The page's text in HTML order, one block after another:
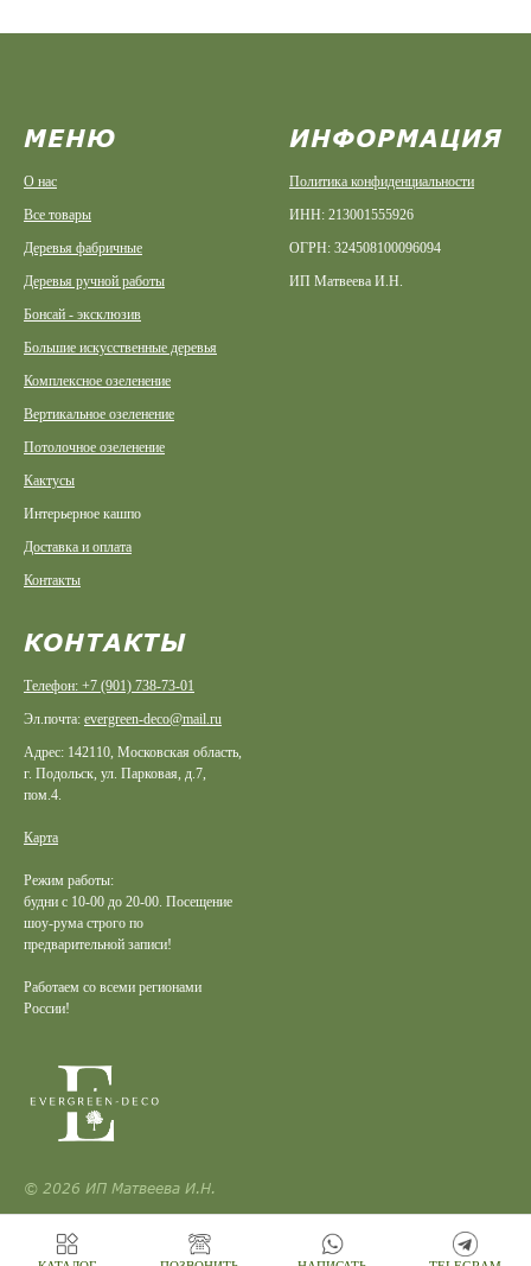
МЕНЮ
О нас
Все товары
Деревья фабричные
Деревья ручной работы
Бонсай - эксклюзив
Большие искусственные деревья
Комплексное озеленение
Вертикальное озеленение
Потолочное озеленение
Кактусы
Интерьерное кашпо
Доставка и оплата
Контакты
ИНФОРМАЦИЯ
Политика конфиденциальности
ИНН: 213001555926
ОГРН: 324508100096094
ИП Матвеева И.Н.
КОНТАКТЫ
Телефон: +7 (901) 738-73-01
Эл.почта: evergreen-deco@mail.ru
Адрес: 142110, Московская область,
г. Подольск, ул. Парковая, д.7,
пом.4.
Карта
Режим работы:
будни с 10-00 до 20-00. Посещение
шоу-рума строго по
предварительной записи!
Работаем со всеми регионами
России!
© 2026 ИП Матвеева И.Н.